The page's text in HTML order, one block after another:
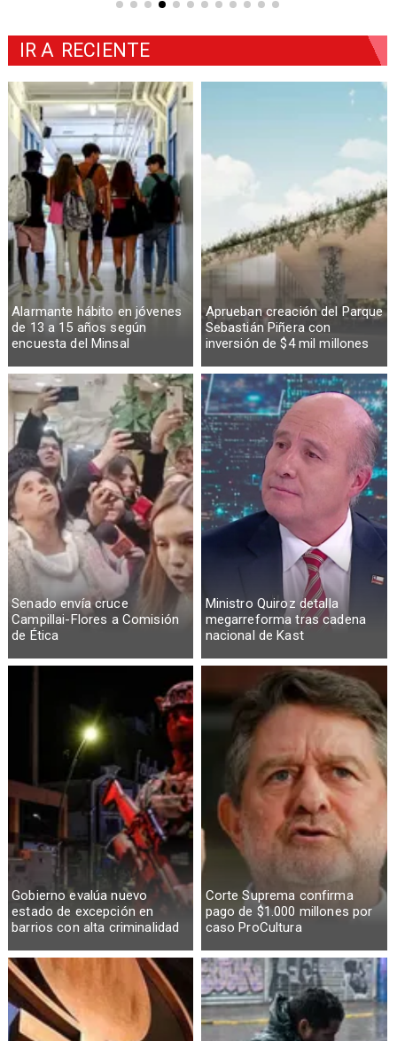
Alarmante hábito en jóvenes
de 13 a 15 años según
encuesta del Minsal
Aprueban creación del Parque
Sebastián Piñera con
inversión de $4 mil millones
Senado envía cruce
Campillai-Flores a Comisión
de Ética
Ministro Quiroz detalla
megarreforma tras cadena
nacional de Kast
Gobierno evalúa nuevo
estado de excepción en
barrios con alta criminalidad
Corte Suprema confirma
pago de $1.000 millones por
caso ProCultura
IR A RECIENTE